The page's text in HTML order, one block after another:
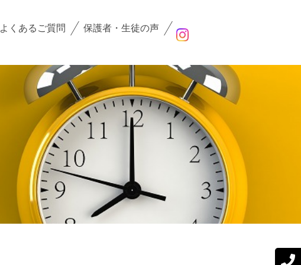
よくあるご質問
保護者・生徒の声